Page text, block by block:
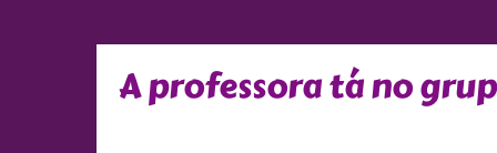
A professora tá no